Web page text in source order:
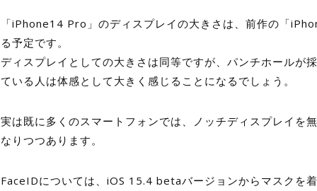
「iPhone14 Pro」のディスプレイの大きさは、前作の「
る予定です。
ディスプレイとしての大きさは同等ですが、パンチホールが
ている人は体感として大きく感じることになるでしょう。
実は既に多くのスマートフォンでは、ノッチディスプレイを
なりつつあります。
FaceIDについては、iOS 15.4 betaバージョンからマスクを